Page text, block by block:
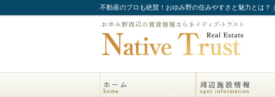
不動産のプロも絶賛！おゆみ野の住みやすさと魅力とは？